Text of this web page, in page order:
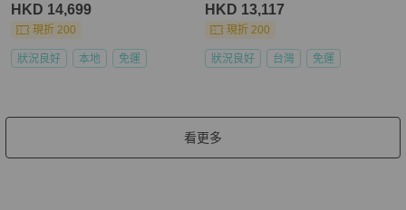
HKD 14,699
現折 200
狀況良好 本地 免運
HKD 13,117
現折 200
狀況良好 台灣 免運
看更多